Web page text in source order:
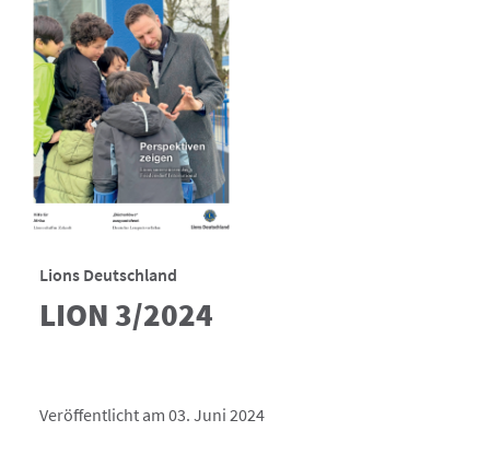
Lions Deutschland
LION 3/2024
Veröffentlicht am 03. Juni 2024